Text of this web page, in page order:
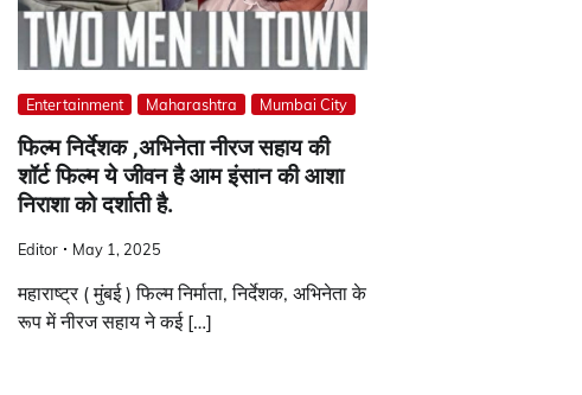
Entertainment Maharashtra Mumbai City
फिल्म निर्देशक ,अभिनेता नीरज सहाय की
शॉर्ट फिल्म ये जीवन है आम इंसान की आशा
निराशा को दर्शाती है.
Editor May 1, 2025
महाराष्ट्र ( मुंबई ) फिल्म निर्माता, निर्देशक, अभिनेता के
रूप में नीरज सहाय ने कई […]